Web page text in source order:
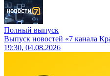
Полный выпуск
Выпуск новостей «7 канала
19:30, 04.08.2026